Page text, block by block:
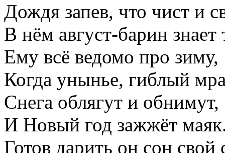
Дождя запев, что чист и
В нём август-барин знает
Ему всё ведомо про зиму,
Когда унынье, гиблый
Снега облягут и обнимут,
И Новый год зажжёт
Готов дарить он сон свой